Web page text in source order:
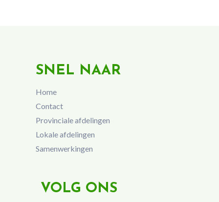
SNEL NAAR
Home
Contact
Provinciale afdelingen
Lokale afdelingen
Samenwerkingen
VOLG ONS